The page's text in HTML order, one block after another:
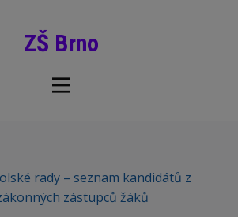
ZŠ Brno
rady – seznam kandidátů z
zástupců žáků